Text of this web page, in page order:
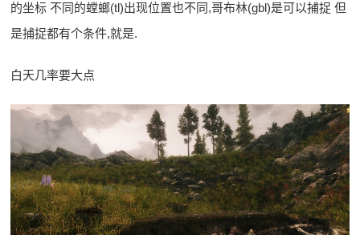
的坐标 不同的螳螂(tl)出现位置也不同,哥布林(gbl)是可以捕捉 但
是捕捉都有个条件,就是.
白天几率要大点